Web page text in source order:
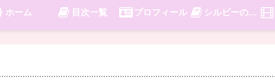
ホーム 目次一覧 プロフィール シルビーの旅日記